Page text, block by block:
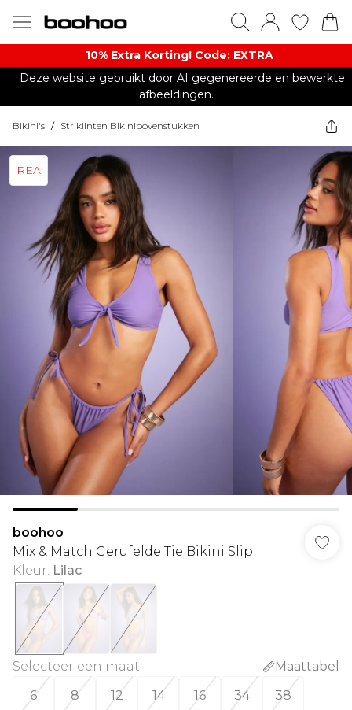
10% Extra Korting! Code: EXTRA​
Deze website gebruikt door AI gegenereerde en bewerkte
afbeeldingen.
Bikini's / Striklinten Bikinibovenstukken
REA
boohoo
Mix & Match Gerufelde Tie Bikini Slip
Kleur: Lilac
Selecteer een maat:
Maattabel
6
8 12 14 16 34 38